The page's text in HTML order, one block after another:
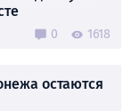
0 1618
остаются